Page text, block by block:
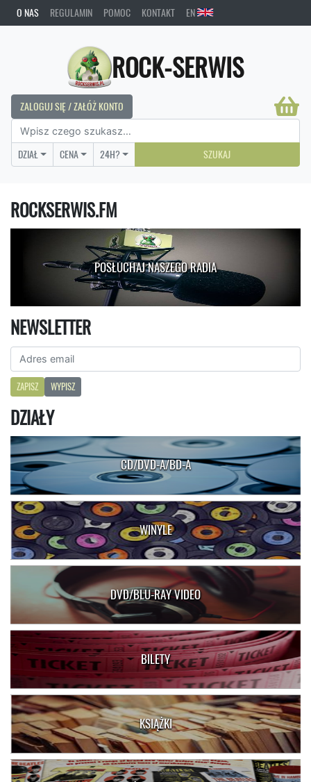
O NAS REGULAMIN POMOC KONTAKT EN
ROCK-SERWIS
ZALOGUJ SIĘ / ZAŁÓŻ KONTO
DZIAŁ CENA 24H? SZUKAJ
ROCKSERWIS.FM
POSŁUCHAJ NASZEGO RADIA
NEWSLETTER
ZAPISZ WYPISZ
DZIAŁY
CD/DVD-A/BD-A
WINYLE
DVD/BLU-RAY VIDEO
BILETY
KSIĄŻKI